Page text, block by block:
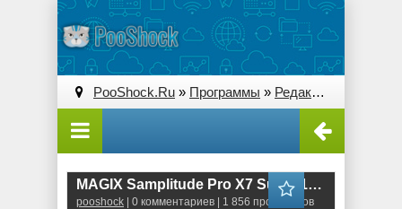
PooShock.Ru » Программы » Редакторы звука
MAGIX Samplitude Pro X7 Suite (18.2.0.22559)
pooshock | 0 комментариев | 1 856 просмотров